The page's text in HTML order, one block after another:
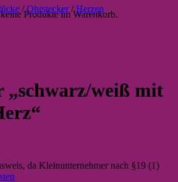
Produkte im Warenkorb.
/ Ohrstecker / Herzen
„schwarz/weiß mit
da Kleinunternehmer nach §19 (1)